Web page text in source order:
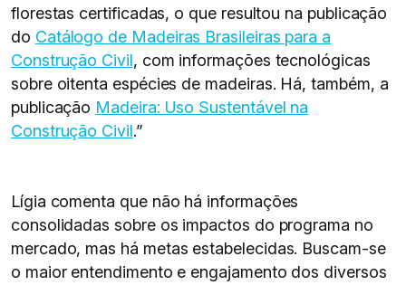
florestas certificadas, o que resultou na publicação
do Catálogo de Madeiras Brasileiras para a
Construção Civil, com informações tecnológicas
sobre oitenta espécies de madeiras. Há, também, a
publicação Madeira: Uso Sustentável na
Construção Civil.”
Lígia comenta que não há informações
consolidadas sobre os impactos do programa no
mercado, mas há metas estabelecidas. Buscam-se
o maior entendimento e engajamento dos diversos